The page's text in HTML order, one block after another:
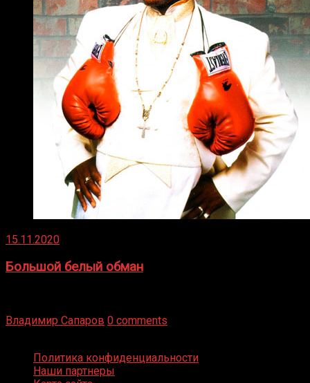
15.11.2020
Большой белый обман
Владимир Сапаров 0 comments
Политика конфиденциальности
Наши партнеры